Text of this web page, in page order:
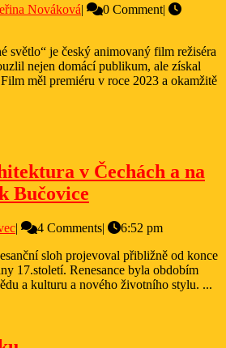
a
NovákováKateřina
| 0 Comment|
nejen domácí publikum, ale získal
měl premiéru v roce 2023 a okamžitě
v Čechách a na
Bučovice
v
Čechách
a
Jan
| 4 Comments|
6:52 pm
17.století. Renesance byla obdobím
a kulturu a nového životního stylu. ...